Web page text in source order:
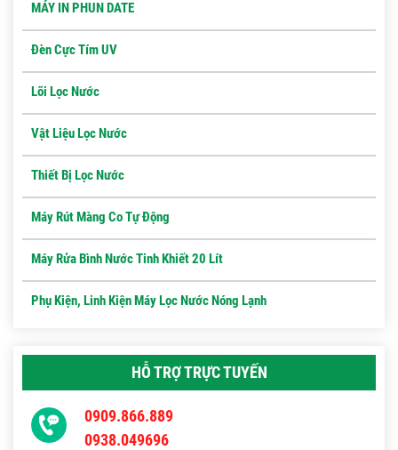
MÁY IN PHUN DATE
Đèn Cực Tím UV
Lõi Lọc Nước
Vật Liệu Lọc Nước
Thiết Bị Lọc Nước
Máy Rút Màng Co Tự Động
Máy Rửa Bình Nước Tinh Khiết 20 Lít
Phụ Kiện, Linh Kiện Máy Lọc Nước Nóng Lạnh
HỖ TRỢ TRỰC TUYẾN
0909.866.889
0938.049696